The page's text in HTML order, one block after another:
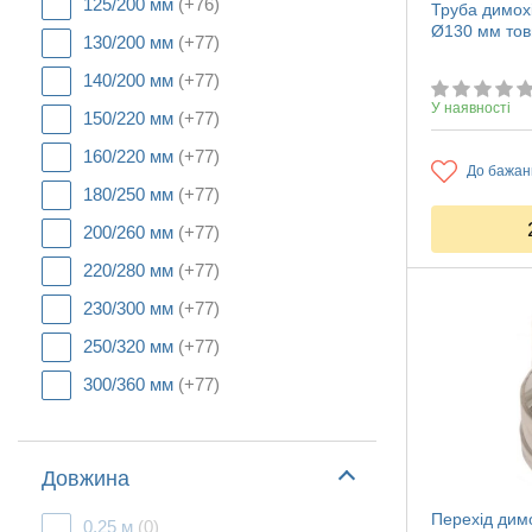
130/200 мм (+77)
140/200 мм (+77)
150/220 мм (+77)
160/220 мм (+77)
180/250 мм (+77)
200/260 мм (+77)
220/280 мм (+77)
230/300 мм (+77)
250/320 мм (+77)
300/360 мм (+77)
Довжина
0,25 м (0)
Труба
Ø130 мм
У наявності
До
Перехід